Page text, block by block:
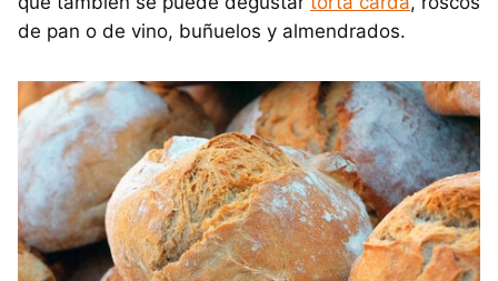
de pan o de vino, buñuelos y almendrados.